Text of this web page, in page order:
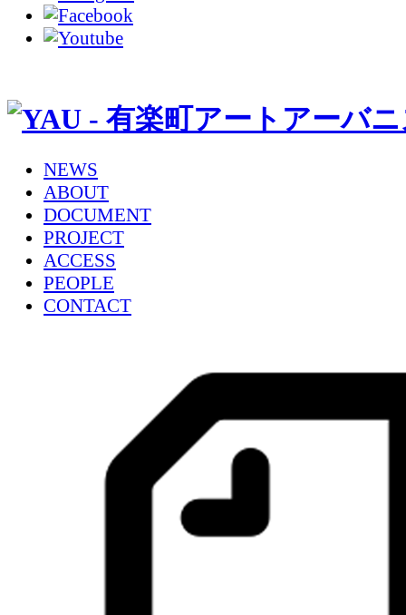
NEWS
ABOUT
DOCUMENT
PROJECT
ACCESS
PEOPLE
CONTACT